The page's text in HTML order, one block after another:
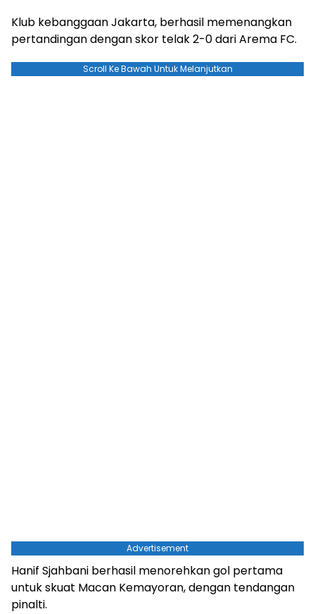
Klub kebanggaan Jakarta, berhasil memenangkan
pertandingan dengan skor telak 2-0 dari Arema FC.
Scroll Ke Bawah Untuk Melanjutkan
Advertisement
Hanif Sjahbani berhasil menorehkan gol pertama
untuk skuat Macan Kemayoran, dengan tendangan
pinalti.